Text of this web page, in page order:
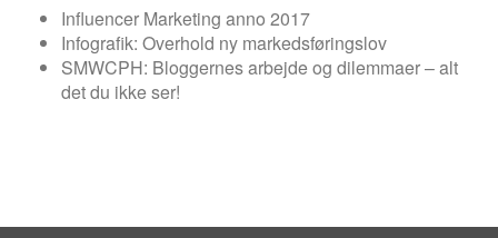
Influencer Marketing anno 2017
Infografik: Overhold ny markedsføringslov
SMWCPH: Bloggernes arbejde og dilemmaer – alt
det du ikke ser!